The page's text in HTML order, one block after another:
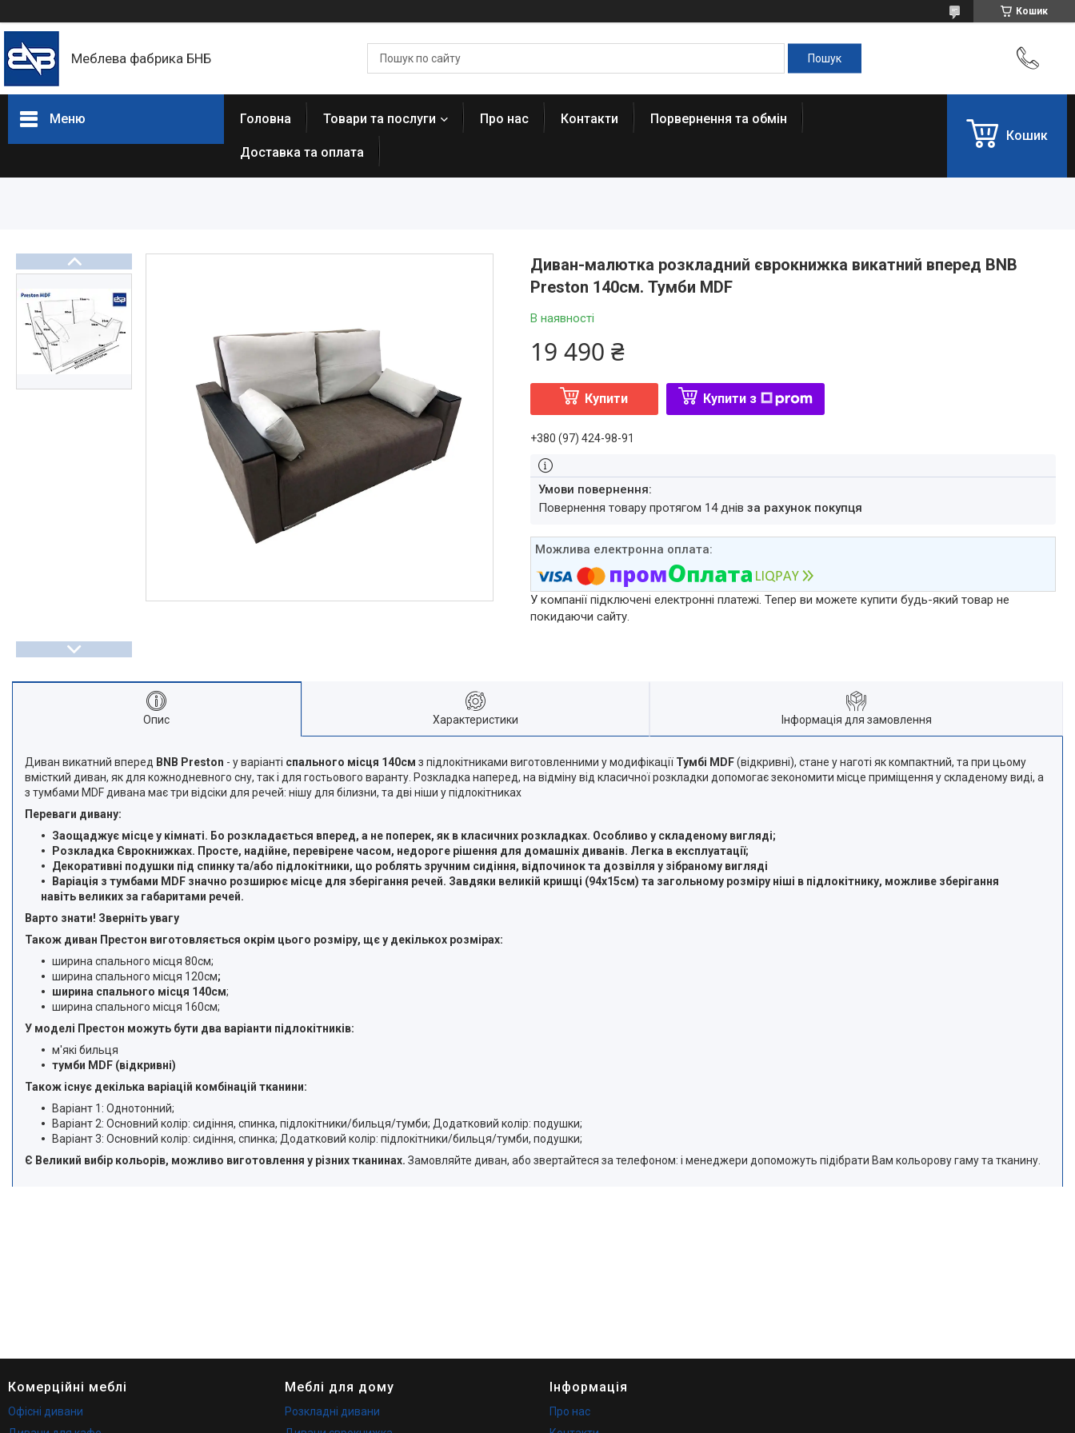
Кошик
Меблева фабрика БНБ
Меню Головна Товари та послуги Про нас Контакти Порвернення та обмін
Доставка та оплата
Кошик
Диван-малютка розкладний єврокнижка викатний вперед BNB
Preston 140см. Тумби MDF
В наявності
19 490 ₴
Купити Купити з
+380 (97) 424-98-91
повернення товару протягом 14 днів за рахунок покупця
У компанії підключені електронні платежі. Тепер ви можете купити будь-який товар не
покидаючи сайту.
Опис Характеристики Інформація для замовлення
Диван викатний вперед BNB Preston - у варіанті спального місця 140см з підлокітниками виготовленними у модифікації Тумбі MDF(відкривні), стане у наготі як компактний, та при цьому
вмісткий диван, як для кожнодневного сну, так і для гостьового варанту. Розкладка наперед, на відміну від класичної розкладки допомогає зекономити місце приміщення у складеному виді, а
з тумбами MDF дивана має три відсіки для речей: нішу для білизни, та дві ніши у підлокітниках
Переваги дивану:
Заощаджує місце у кімнаті. Бо розкладається вперед, а не поперек, як в класичних розкладках. Особливо у складеному вигляді;
Розкладка Єврокнижках. Просте, надійне, перевірене часом, недороге рішення для домашніх диванів. Легка в експлуатації;
Декоративні подушки під спинку та/або підлокітники, що роблять зручним сидіння, відпочинок та дозвілля у зібраному вигляді
Варіація з тумбами MDF значно розширює місце для зберігання речей. Завдяки великій кришці (94х15см) та загольному розміру ніші в підлокітнику, можливе зберігання
навіть великих за габаритами речей.
Варто знати! Зверніть увагу
Також диван Престон виготовляється окрім цього розміру, щє у декількох розмірах:
ширина спального місця 80см;
ширина спального місця 120см;
ширина спального місця 140см;
ширина спального місця 160см;
У моделі Престон можуть бути два варіанти підлокітників:
м'які бильця
тумби MDF (відкривні)
Також існує декілька варіацій комбінацій тканини:
Варіант 1: Однотонний;
Варіант 2: Основний колір: сидіння, спинка, підлокітники/бильця/тумби; Додатковий колір: подушки;
Варіант 3: Основний колір: сидіння, спинка; Додатковий колір: підлокітники/бильця/тумби, подушки;
Є Великий вибір кольорів, можливо виготовлення у різних тканинах. Замовляйте диван, або звертайтеся за телефоном: і менеджери допоможуть підібрати Вам кольорову гаму та тканину.
Комерційні меблі
Офісні дивани
Меблі для дому
Розкладні дивани
Інформація
Про нас